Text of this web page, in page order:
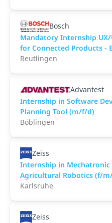
Bosch
Mandatory Internship
for Connected Products -
Reutlingen
Advantest
Internship in Software
Planning Tool (m/f/d)
Böblingen
Zeiss
Internship in
Agricultural Robotics (f/
Karlsruhe
Zeiss